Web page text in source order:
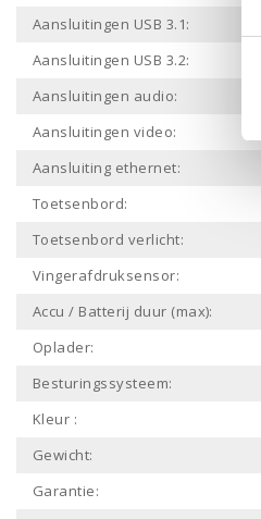
Aansluitingen USB 3.1:
Aansluitingen USB 3.2:
Aansluitingen audio:
Aansluitingen video:
Aansluiting ethernet:
Toetsenbord:
Toetsenbord verlicht:
Vingerafdruksensor:
Accu / Batterij duur (max):
Oplader:
Besturingssysteem:
Kleur :
Gewicht:
Garantie: